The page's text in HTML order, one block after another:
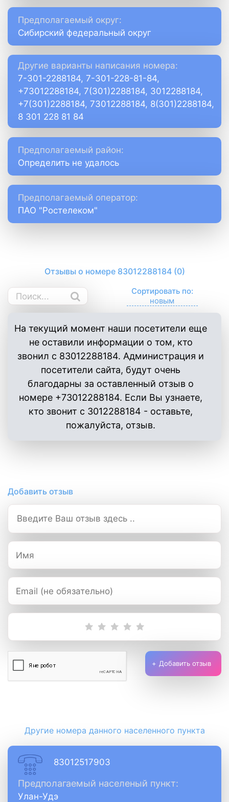
Предполагаемый округ:
Сибирский федеральный округ
Другие варианты написания номера:
7-301-2288184, 7-301-228-81-84,
+73012288184, 7(301)2288184, 3012288184,
+7(301)2288184, 73012288184, 8(301)2288184,
8 301 228 81 84
Предполагаемый район:
Определить не удалось
Предполагаемый оператор:
ПАО "Ростелеком"
Отзывы о номере 83012288184 (0)
Сортировать по:
На текущий момент наши посетители еще
не оставили информации о том, кто
звонил с 83012288184. Администрация и
посетители сайта, будут очень
благодарны за оставленный отзыв о
номере +73012288184. Если Вы узнаете,
кто звонит с 3012288184 - оставьте,
пожалуйста, отзыв.
Добавить отзыв
Добавить отзыв
Другие номера данного населенного пункта
83012517903
Предполагаемый населеный пункт:
Улан-Удэ